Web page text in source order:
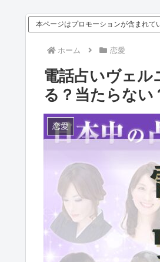
本ページはプロモーションが含まれて
ホーム 恋愛
電話占いヴェル
る？当たらない
恋愛